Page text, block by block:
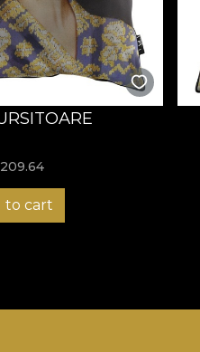
209.64 د.إ.‏
to cart